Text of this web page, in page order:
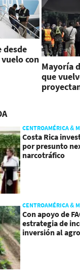
desde
con
Mayoría
que
CENTROAMÉRICA &
Costa Rica
por presunto
narcotráfico
CENTROAMÉRICA &
Con apoyo de
estrategia de
inversión al agro